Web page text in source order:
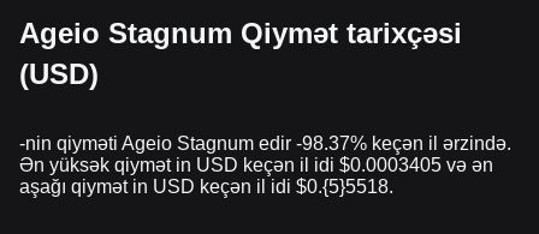
Ageio Stagnum Qiymət tarixçəsi
(USD)
-nin qiyməti Ageio Stagnum edir -98.37% keçən il ərzində.
Ən yüksək qiymət in USD keçən il idi $0.0003405 və ən
aşağı qiymət in USD keçən il idi $0.{5}5518.